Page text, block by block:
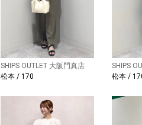
SHIPS OUTLET 大阪門真店
松本 / 170
SHIPS
松本 /